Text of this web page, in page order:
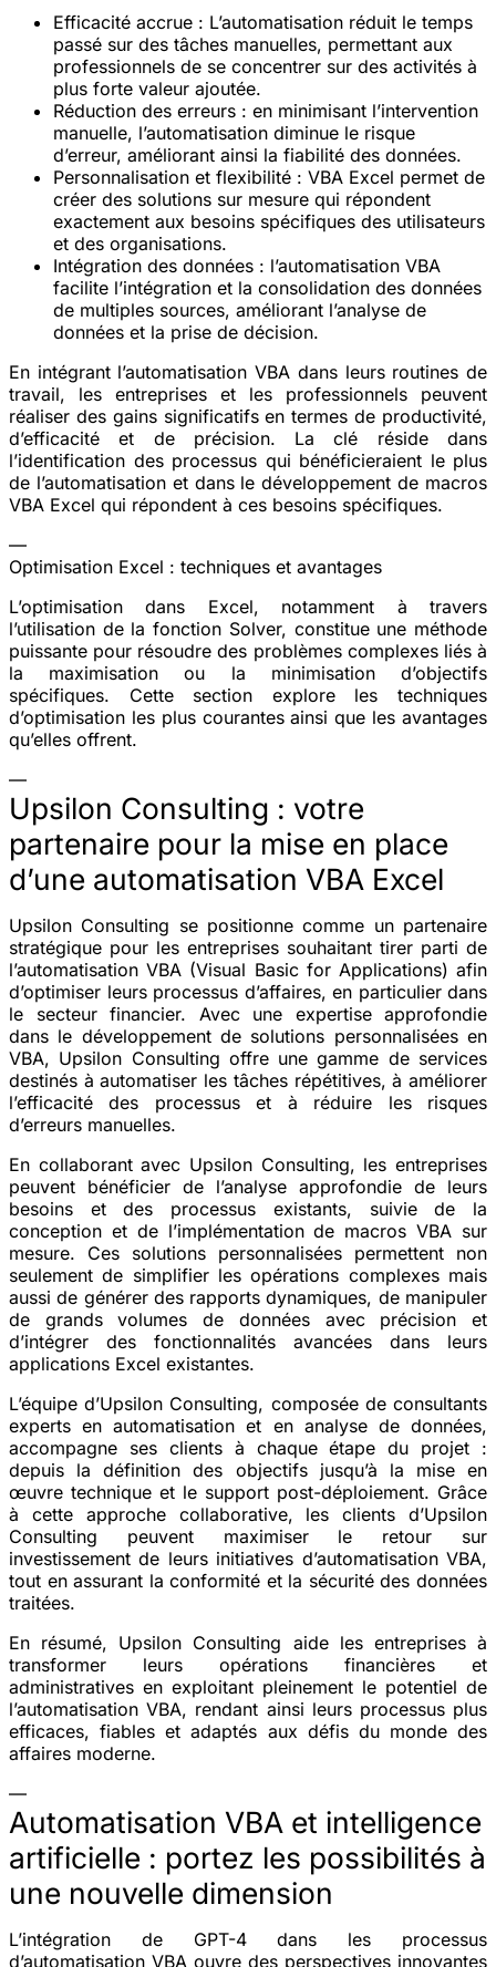
Efficacité accrue : L’automatisation réduit le temps
passé sur des tâches manuelles, permettant aux
professionnels de se concentrer sur des activités à
plus forte valeur ajoutée.
Réduction des erreurs : en minimisant l’intervention
manuelle, l’automatisation diminue le risque
d’erreur, améliorant ainsi la fiabilité des données.
Personnalisation et flexibilité : VBA Excel permet de
créer des solutions sur mesure qui répondent
exactement aux besoins spécifiques des utilisateurs
et des organisations.
Intégration des données : l’automatisation VBA
facilite l’intégration et la consolidation des données
de multiples sources, améliorant l’analyse de
données et la prise de décision.
En intégrant l’automatisation VBA dans leurs routines de
travail, les entreprises et les professionnels peuvent
réaliser des gains significatifs en termes de productivité,
d’efficacité et de précision. La clé réside dans
l’identification des processus qui bénéficieraient le plus
de l’automatisation et dans le développement de macros
VBA Excel qui répondent à ces besoins spécifiques.
—
Optimisation Excel : techniques et avantages
L’optimisation dans Excel, notamment à travers
l’utilisation de la fonction Solver, constitue une méthode
puissante pour résoudre des problèmes complexes liés à
la maximisation ou la minimisation d’objectifs
spécifiques. Cette section explore les techniques
d’optimisation les plus courantes ainsi que les avantages
qu’elles offrent.
—
Upsilon Consulting : votre
partenaire pour la mise en place
d’une automatisation VBA Excel
Upsilon Consulting se positionne comme un partenaire
stratégique pour les entreprises souhaitant tirer parti de
l’automatisation VBA (Visual Basic for Applications) afin
d’optimiser leurs processus d’affaires, en particulier dans
le secteur financier. Avec une expertise approfondie
dans le développement de solutions personnalisées en
VBA, Upsilon Consulting offre une gamme de services
destinés à automatiser les tâches répétitives, à améliorer
l’efficacité des processus et à réduire les risques
d’erreurs manuelles.
En collaborant avec Upsilon Consulting, les entreprises
peuvent bénéficier de l’analyse approfondie de leurs
besoins et des processus existants, suivie de la
conception et de l’implémentation de macros VBA sur
mesure. Ces solutions personnalisées permettent non
seulement de simplifier les opérations complexes mais
aussi de générer des rapports dynamiques, de manipuler
de grands volumes de données avec précision et
d’intégrer des fonctionnalités avancées dans leurs
applications Excel existantes.
L’équipe d’Upsilon Consulting, composée de consultants
experts en automatisation et en analyse de données,
accompagne ses clients à chaque étape du projet :
depuis la définition des objectifs jusqu’à la mise en
œuvre technique et le support post-déploiement. Grâce
à cette approche collaborative, les clients d’Upsilon
Consulting peuvent maximiser le retour sur
investissement de leurs initiatives d’automatisation VBA,
tout en assurant la conformité et la sécurité des données
traitées.
En résumé, Upsilon Consulting aide les entreprises à
transformer leurs opérations financières et
administratives en exploitant pleinement le potentiel de
l’automatisation VBA, rendant ainsi leurs processus plus
efficaces, fiables et adaptés aux défis du monde des
affaires moderne.
—
Automatisation VBA et intelligence
artificielle : portez les possibilités à
une nouvelle dimension
L’intégration de GPT-4 dans les processus
d’automatisation VBA ouvre des perspectives innovantes